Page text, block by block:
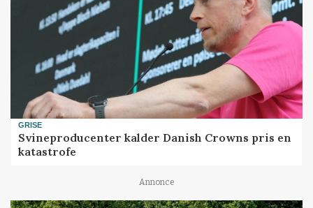
GRISE
Svineproducenter kalder Danish Crowns pris en
katastrofe
Annonce